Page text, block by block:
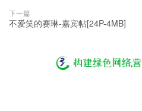
下一篇
不爱笑的赛琳-嘉宾帖[24P-4MB]